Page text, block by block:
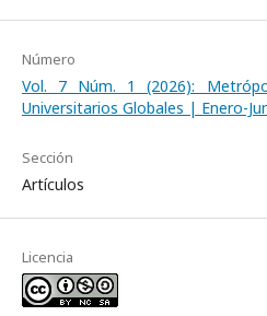
Número
Vol. 7 Núm. 1 (2026):
Universitarios Globales | Enero-
Sección
Artículos
Licencia